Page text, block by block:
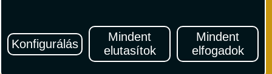
Konfigurálás
Mindent
elutasítok
Mindent
elfogadok
Hírlevél
Iratkozzon fel Magyarország egyik legszínesebb utazási